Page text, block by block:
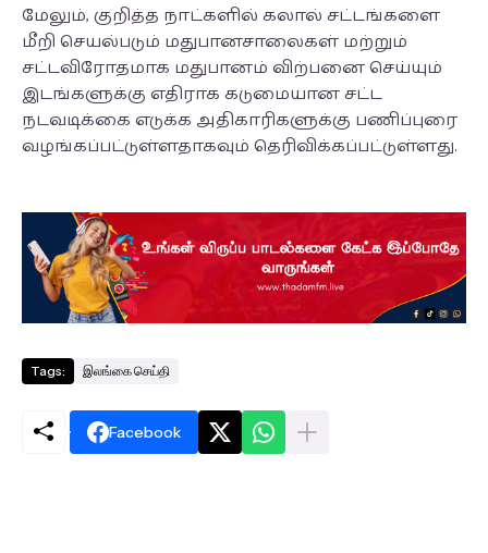
மேலும், குறித்த நாட்களில் கலால் சட்டங்களை
மீறி செயல்படும் மதுபானசாலைகள் மற்றும்
சட்டவிரோதமாக மதுபானம் விற்பனை செய்யும்
இடங்களுக்கு எதிராக கடுமையான சட்ட
நடவடிக்கை எடுக்க அதிகாரிகளுக்கு பணிப்புரை
வழங்கப்பட்டுள்ளதாகவும் தெரிவிக்கப்பட்டுள்ளது.
Tags: இலங்கை செய்தி
Facebook